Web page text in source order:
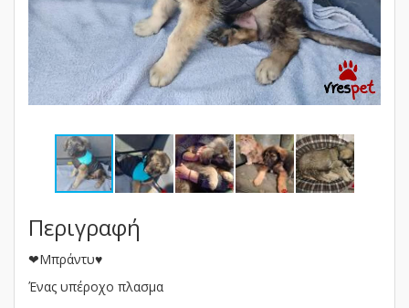
Περιγραφή
❤Μπράντυ♥️
Ένας υπέροχο πλασμα